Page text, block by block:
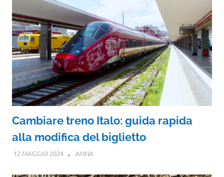
Cambiare treno Italo: guida rapida
alla modifica del biglietto
12 MAGGIO 2024 ANNA